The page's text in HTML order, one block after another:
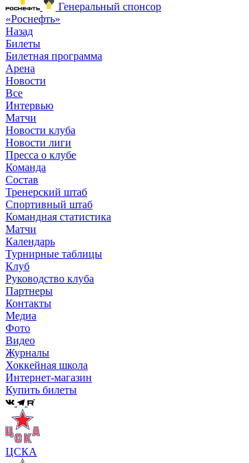
Генеральный спонсор
«Роснефть»
Назад
Билеты
Билетная программа
Арена
Новости
Все
Интервью
Матчи
Новости клуба
Новости лиги
Пресса о клубе
Команда
Состав
Тренерский штаб
Спортивный штаб
Командная статистика
Матчи
Календарь
Турнирные таблицы
Клуб
Руководство клуба
Партнеры
Контакты
Медиа
Фото
Видео
Журналы
Хоккейная школа
Интернет-магазин
Купить билеты
ЦСКА